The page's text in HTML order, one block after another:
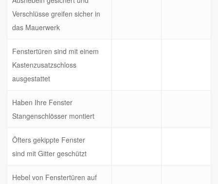
Verschlüsse greifen sicher in
das Mauerwerk
Fenstertüren sind mit einem
Kastenzusatzschloss
ausgestattet
Haben Ihre Fenster
Stangenschlösser montiert
Öfters gekippte Fenster
sind mit Gitter geschützt
Hebel von Fenstertüren auf